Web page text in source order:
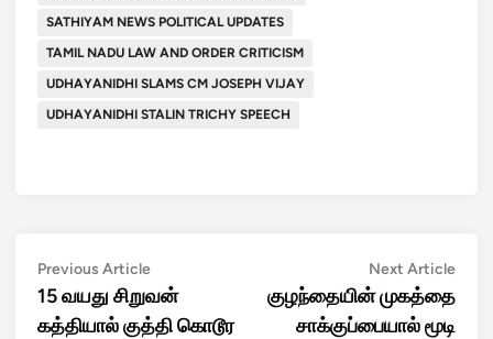
SATHIYAM NEWS POLITICAL UPDATES
TAMIL NADU LAW AND ORDER CRITICISM
UDHAYANIDHI SLAMS CM JOSEPH VIJAY
UDHAYANIDHI STALIN TRICHY SPEECH
Post
navigation
Previous ArticlePrevious
article:
15 வயது சிறுவன்
கத்தியால் குத்தி கொடூர
Next ArticleNext
குழந்தையின் முகத்தை
சாக்குப்பையால் மூடி